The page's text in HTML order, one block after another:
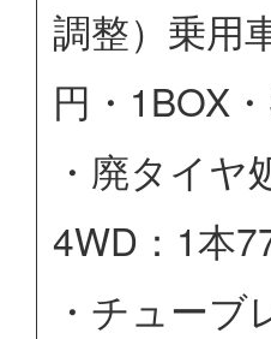
調整）乗用
円・1BOX
・廃タイ
4WD：1本
・チュー